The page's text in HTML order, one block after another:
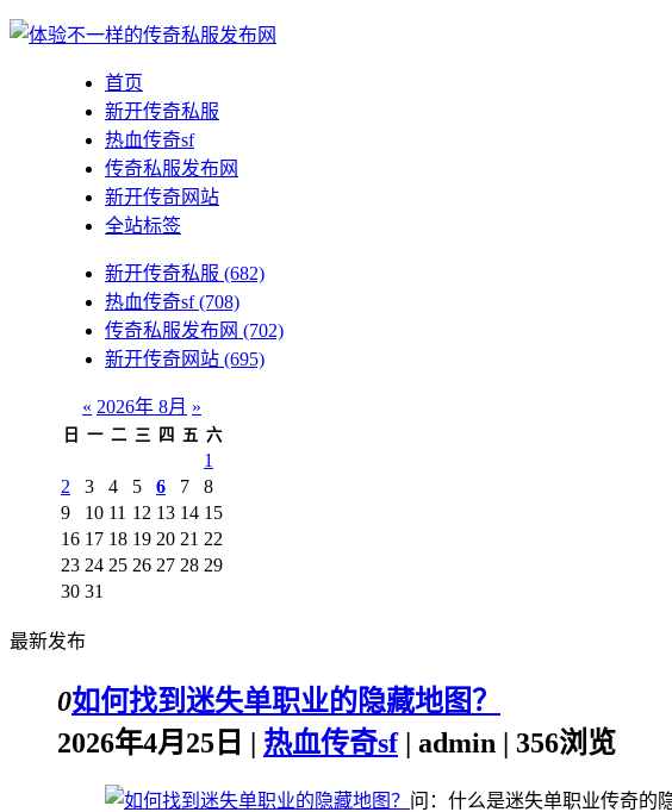
首页
新开传奇私服
热血传奇sf
传奇私服发布网
新开传奇网站
全站标签
新开传奇私服 (682)
热血传奇sf(708)
传奇私服发布网 (702)
新开传奇网站 (695)
« 2026年 8月 »
日 一 二 三 四 五 六
1
2
3 4 5 6 7
8
9
10 11 12 13 14 15
16 17 18 19 20 21 22
23 24 25 26 27 28 29
30 31
最新发布
0如何找到迷失单职业的隐藏地图？
2026年4月25日 | 热血传奇sf| admin | 356浏览
问：什么是迷失单职业传奇的